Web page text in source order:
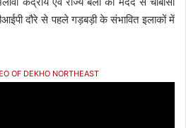
दौरे से पहले गड़बड़ी के संभावित इलाकों में
OF DEKHO NORTHEAST